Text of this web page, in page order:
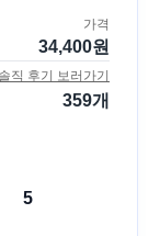
가격
34,400원
솔직 후기 보러가기
359개
5